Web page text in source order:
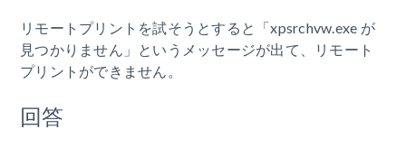
リモートプリントを試そうとすると「xpsrchvw.exe が
見つかりません」というメッセージが出て、リモート
プリントができません。
回答